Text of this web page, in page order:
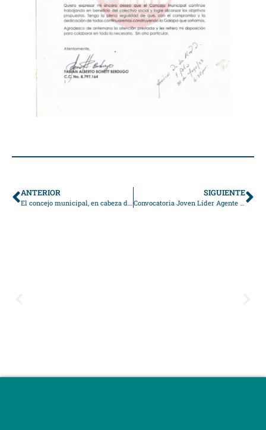
ANTERIOR
El concejo municipal, en cabeza de su presidente, Saulón Ospina, celebran el mes de la niñez
SIGUIENTE
Convocatoria Joven Líder Agente de Cambio